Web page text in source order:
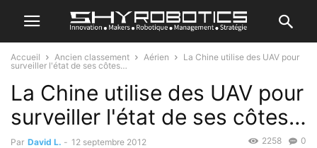
Accueil Ancien classement Aérien
La Chine utilise des UAV pour
surveiller l'état de ses côtes…
La Chine utilise des UAV pour
surveiller l'état de ses côtes…
Par David L. - 12 septembre 2012 0
2258